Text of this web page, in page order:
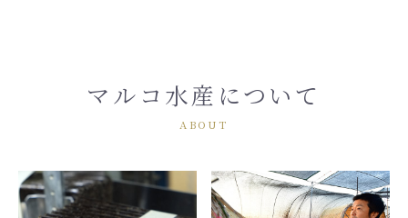
マルコ水産について
ABOUT